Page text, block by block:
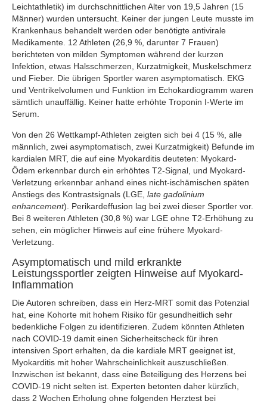
Leichtathletik) im durchschnittlichen Alter von 19,5 Jahren (15
Männer) wurden untersucht. Keiner der jungen Leute musste im
Krankenhaus behandelt werden oder benötigte antivirale
Medikamente. 12 Athleten (26,9 %, darunter 7 Frauen)
berichteten von milden Symptomen während der kurzen
Infektion, etwas Halsschmerzen, Kurzatmigkeit, Muskelschmerz
und Fieber. Die übrigen Sportler waren asymptomatisch. EKG
und Ventrikelvolumen und Funktion im Echokardiogramm waren
sämtlich unauffällig. Keiner hatte erhöhte Troponin I-Werte im
Serum.
Von den 26 Wettkampf-Athleten zeigten sich bei 4 (15 %, alle
männlich, zwei asymptomatisch, zwei Kurzatmigkeit) Befunde im
kardialen MRT, die auf eine Myokarditis deuteten: Myokard-
Ödem erkennbar durch ein erhöhtes T2-Signal, und Myokard-
Verletzung erkennbar anhand eines nicht-ischämischen späten
Anstiegs des Kontrastsignals (LGE, late gadolinium
enhancement). Perikardeffusion lag bei zwei dieser Sportler vor.
Bei 8 weiteren Athleten (30,8 %) war LGE ohne T2-Erhöhung zu
sehen, ein möglicher Hinweis auf eine frühere Myokard-
Verletzung.
Asymptomatisch und mild erkrankte
Leistungssportler zeigten Hinweise auf Myokard-
Inflammation
Die Autoren schreiben, dass ein Herz-MRT somit das Potenzial
hat, eine Kohorte mit hohem Risiko für gesundheitlich sehr
bedenkliche Folgen zu identifizieren. Zudem könnten Athleten
nach COVID-19 damit einen Sicherheitscheck für ihren
intensiven Sport erhalten, da die kardiale MRT geeignet ist,
Myokarditis mit hoher Wahrscheinlichkeit auszuschließen.
Inzwischen ist bekannt, dass eine Beteiligung des Herzens bei
COVID-19 nicht selten ist. Experten betonten daher kürzlich,
dass 2 Wochen Erholung ohne folgenden Herztest bei